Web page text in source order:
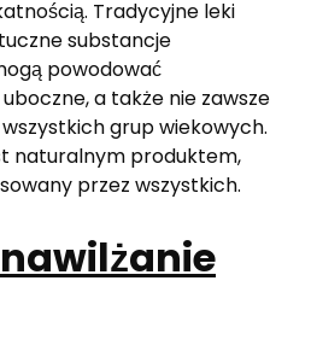
Tradycyjne leki
substancje
powodować
a także nie zawsze
grup wiekowych.
naturalnym produktem,
przez wszystkich.